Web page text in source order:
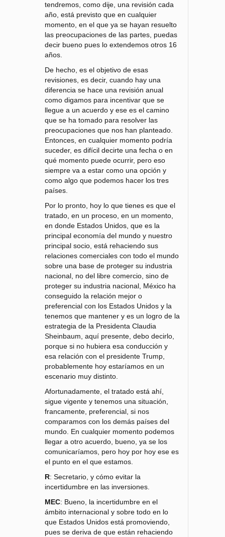
tendremos, como dije, una revisión cada
año, está previsto que en cualquier
momento, en el que ya se hayan resuelto
las preocupaciones de las partes, puedas
decir bueno pues lo extendemos otros 16
años.
De hecho, es el objetivo de esas
revisiones, es decir, cuando hay una
diferencia se hace una revisión anual
como digamos para incentivar que se
llegue a un acuerdo y ese es el camino
que se ha tomado para resolver las
preocupaciones que nos han planteado.
Entonces, en cualquier momento podría
suceder, es difícil decirte una fecha o en
qué momento puede ocurrir, pero eso
siempre va a estar como una opción y
como algo que podemos hacer los tres
países.
Por lo pronto, hoy lo que tienes es que el
tratado, en un proceso, en un momento,
en donde Estados Unidos, que es la
principal economía del mundo y nuestro
principal socio, está rehaciendo sus
relaciones comerciales con todo el mundo
sobre una base de proteger su industria
nacional, no del libre comercio, sino de
proteger su industria nacional, México ha
conseguido la relación mejor o
preferencial con los Estados Unidos y la
tenemos que mantener y es un logro de la
estrategia de la Presidenta Claudia
Sheinbaum, aquí presente, debo decirlo,
porque si no hubiera esa conducción y
esa relación con el presidente Trump,
probablemente hoy estaríamos en un
escenario muy distinto.
Afortunadamente, el tratado está ahí,
sigue vigente y tenemos una situación,
francamente, preferencial, si nos
comparamos con los demás países del
mundo. En cualquier momento podemos
llegar a otro acuerdo, bueno, ya se los
comunicaríamos, pero hoy por hoy ese es
el punto en el que estamos.
R: Secretario, y cómo evitar la
incertidumbre en las inversiones.
MEC: Bueno, la incertidumbre en el
ámbito internacional y sobre todo en lo
que Estados Unidos está promoviendo,
pues se deriva de que están rehaciendo